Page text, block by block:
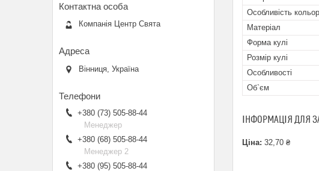
Особливість
Матеріал
Форма кулі
Розмір кулі
Особливості
Об`єм
ІНФОРМАЦІЯ ДЛЯ
Ціна: 32,70 ₴
Компанія Центр Свята
Вінниця, Україна
+380 (73) 505-88-44
Менеджер
+380 (68) 505-88-44
Менеджер 2
+380 (95) 505-88-44